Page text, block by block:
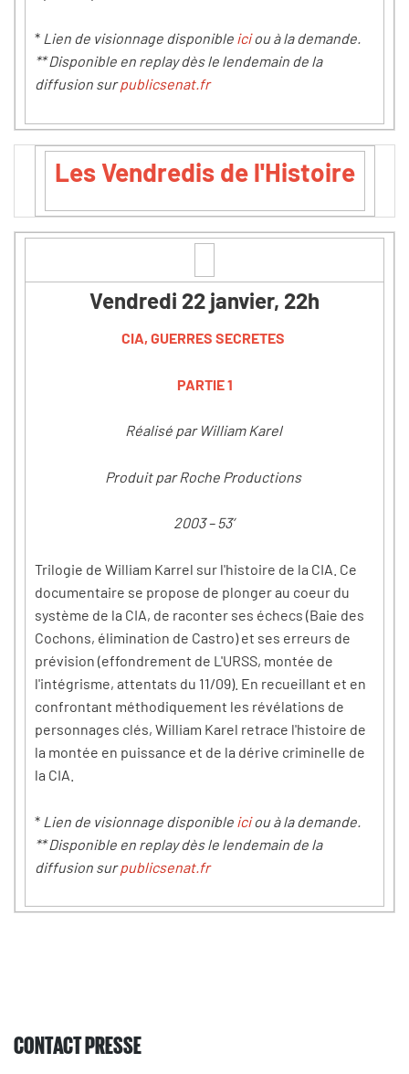
* Lien de visionnage disponible iciou à la demande.
** Disponible en replay dès le lendemain de la
diffusion surpublicsenat.fr
Les Vendredis de l'Histoire
Vendredi 22 janvier, 22h
CIA, GUERRES SECRETES
PARTIE 1
Réalisé par William Karel
Produit par Roche Productions
2003 – 53’
Trilogie de William Karrel sur l'histoire de la CIA. Ce
documentaire se propose de plonger au coeur du
système de la CIA, de raconter ses échecs (Baie des
Cochons, élimination de Castro) et ses erreurs de
prévision (effondrement de L'URSS, montée de
l'intégrisme, attentats du 11/09). En recueillant et en
confrontant méthodiquement les révélations de
personnages clés, William Karel retrace l'histoire de
la montée en puissance et de la dérive criminelle de
la CIA.
* Lien de visionnage disponible iciou à la demande.
** Disponible en replay dès le lendemain de la
diffusion surpublicsenat.fr
CONTACT PRESSE